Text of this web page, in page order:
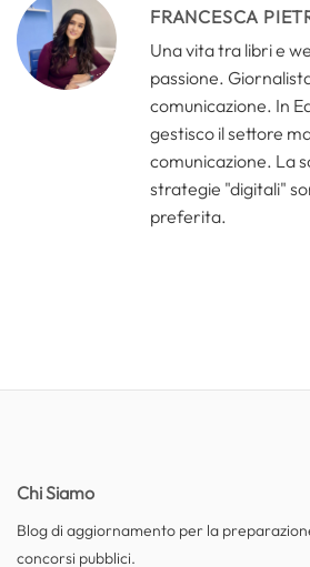
FRANCESCA
Una vita tra libri e
passione.
comunicazione. In
gestisco il settore
comunicazione. La
strategie "digitali"
preferita.
Chi Siamo
Blog di aggiornamento per la
concorsi pubblici.